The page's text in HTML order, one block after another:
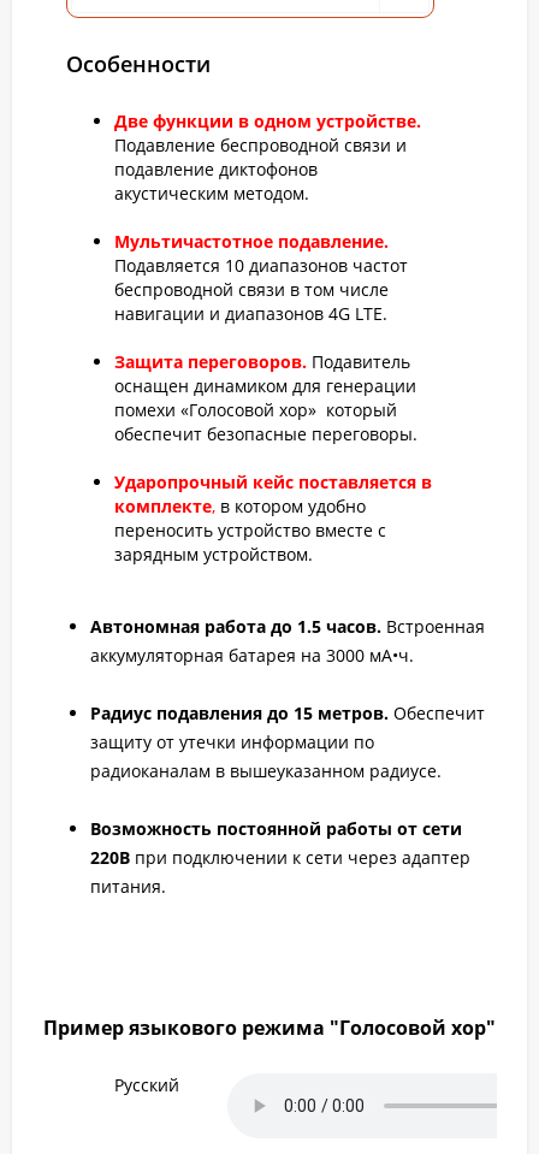
Особенности
Две функции в одном устройстве.
Подавление беспроводной связи и
подавление диктофонов
акустическим методом.
Мультичастотное подавление.
Подавляется 10 диапазонов частот
беспроводной связи в том числе
навигации и диапазонов 4G LTE.
Защита переговоров. Подавитель
оснащен динамиком для генерации
помехи «Голосовой хор» который
обеспечит безопасные переговоры.
Ударопрочный кейс поставляется в
комплекте, в котором удобно
переносить устройство вместе с
зарядным устройством.
Автономная работа до 1.5 часов. Встроенная
аккумуляторная батарея на 3000 мА•ч.
Радиус подавления до 15 метров. Обеспечит
защиту от утечки информации по
радиоканалам в вышеуказанном радиусе.
Возможность постоянной работы от сети
220В при подключении к сети через адаптер
питания.
Пример языкового режима "Голосовой хор"
Русский